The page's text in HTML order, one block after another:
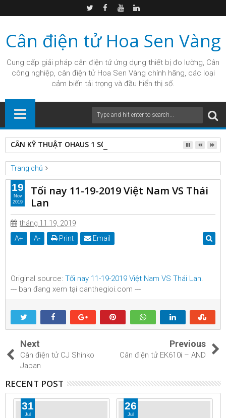
Cân điện tử Hoa Sen Vàng
Cung cấp giải pháp cân điện tử ứng dụng thiết bị đo lường, Cân
công nghiệp, cân điện tử Hoa Sen Vàng chính hãng, các loại
cảm biến tải trọng và đầu hiển thị số.
CÂN KỸ THUẬT OHAUS 1 SỐ LẺ CL5001
Trang chủ
Unlabelled
Tối nay 11-19-2019 Việt Nam VS Thái Lan
Tối nay 11-19-2019 Việt Nam VS Thái
Lan
tháng 11 19, 2019
A+ A- Print Email
Original source: Tối nay 11-19-2019 Việt Nam VS Thái Lan.
--- bạn đang xem tại canthegioi.com ---
19
Nov
2019
Next
Cân điện tử CJ Shinko
Japan
Previous
Cân điện tử EK610i – AND
RECENT POST
31
Jul
26
Jul